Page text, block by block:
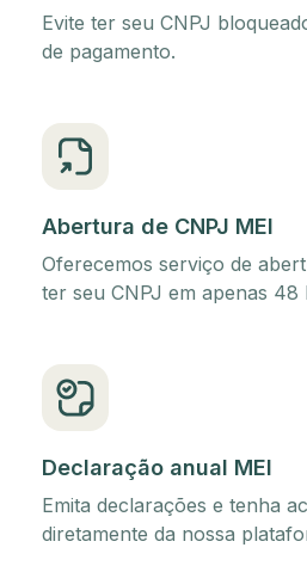
Evite ter seu CNPJ
de pagamento.
Abertura de CNPJ MEI
Oferecemos serviço de
ter seu CNPJ em apenas 48
Declaração anual MEI
Emita declarações e tenha
diretamente da nossa